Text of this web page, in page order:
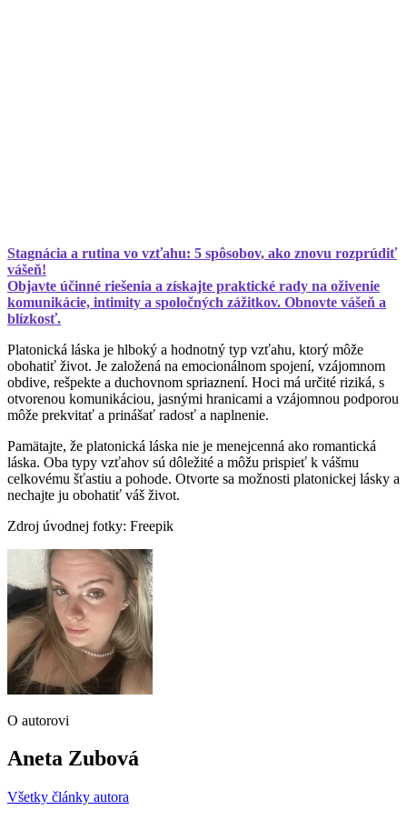
Stagnácia a rutina vo vzťahu: 5 spôsobov, ako znovu rozprúdiť
vášeň!
Objavte účinné riešenia a získajte praktické rady na oživenie
komunikácie, intimity a spoločných zážitkov. Obnovte vášeň a
blízkosť.
Platonická láska je hlboký a hodnotný typ vzťahu, ktorý môže
obohatiť život. Je založená na emocionálnom spojení, vzájomnom
obdive, rešpekte a duchovnom spriaznení. Hoci má určité riziká, s
otvorenou komunikáciou, jasnými hranicami a vzájomnou podporou
môže prekvitať a prinášať radosť a naplnenie.
Pamätajte, že platonická láska nie je menejcenná ako romantická
láska. Oba typy vzťahov sú dôležité a môžu prispieť k vášmu
celkovému šťastiu a pohode. Otvorte sa možnosti platonickej lásky a
nechajte ju obohatiť váš život.
Zdroj úvodnej fotky: Freepik
O autorovi
Aneta Zubová
Všetky články autora